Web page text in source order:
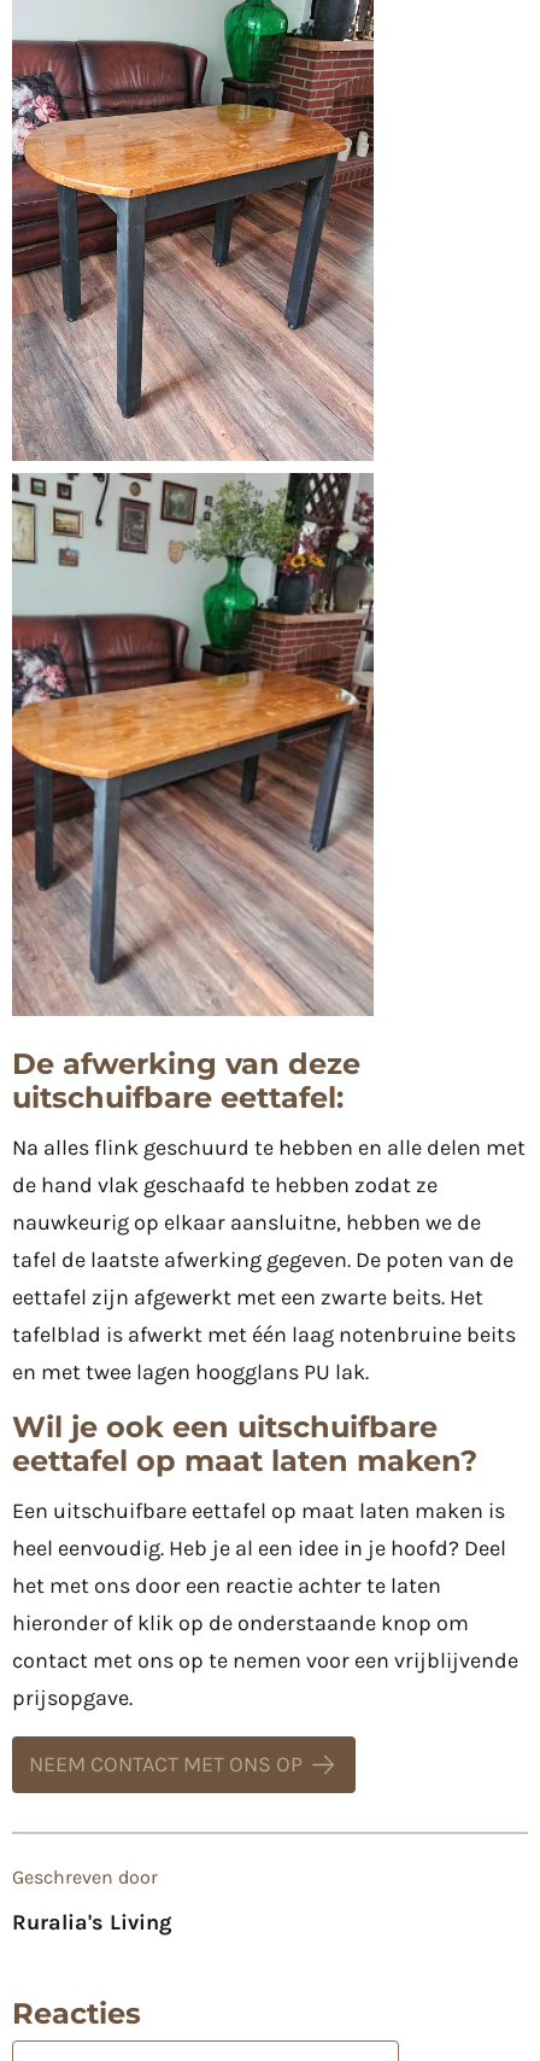
De afwerking van deze
uitschuifbare eettafel:
Na alles flink geschuurd te hebben en alle delen met
de hand vlak geschaafd te hebben zodat ze
nauwkeurig op elkaar aansluitne, hebben we de
tafel de laatste afwerking gegeven. De poten van de
eettafel zijn afgewerkt met een zwarte beits. Het
tafelblad is afwerkt met één laag notenbruine beits
en met twee lagen hoogglans PU lak.
Wil je ook een uitschuifbare
eettafel op maat laten maken?
Een uitschuifbare eettafel op maat laten maken is
heel eenvoudig. Heb je al een idee in je hoofd? Deel
het met ons door een reactie achter te laten
hieronder of klik op de onderstaande knop om
contact met ons op te nemen voor een vrijblijvende
prijsopgave.
NEEM CONTACT MET ONS OP
Geschreven door
Ruralia's Living
Reacties